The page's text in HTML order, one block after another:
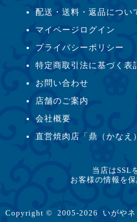
配送・送料・返品につい
マイページログイン
プライバシーポリシー
特定商取引法に基づく表
お問い合わせ
店舗のご案内
会社概要
直営焼肉店「鼎（かなえ
当店はSSL
お客様の情報を保
Copyright © 2005-2026 いがやネ